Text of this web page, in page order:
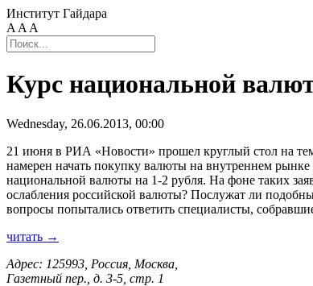
Институт Гайдара
A A A
Курс национальной
Wednesday, 26.06.2013, 00:00
21 июня в РИА «Новости» прошел круглый стол на
намерен начать покупку валюты на внутреннем
национальной валюты на 1-2 рубля. На фоне таких
ослабления российской валюты? Послужат ли
вопросы попытались ответить специалисты,
читать →
Адрес: 125993, Россия, Москва,
Газетный пер., д. 3-5, стр. 1